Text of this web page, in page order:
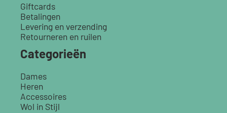
Giftcards
Betalingen
Levering en verzending
Retourneren en ruilen
Categorieën
Dames
Heren
Accessoires
Wol in Stijl